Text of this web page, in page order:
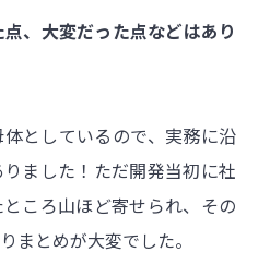
、大変だった点などはあり
としているので、実務に沿
ました！ただ開発当初に社
ころ山ほど寄せられ、その
まとめが大変でした。